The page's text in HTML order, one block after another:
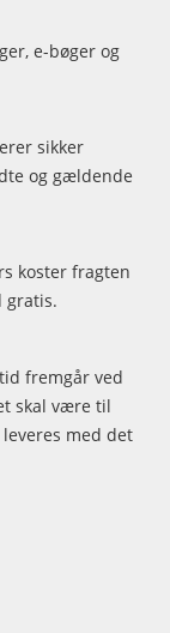
e-bøger og
sikker
og gældende
koster fragten
gratis.
fremgår ved
skal være til
med det